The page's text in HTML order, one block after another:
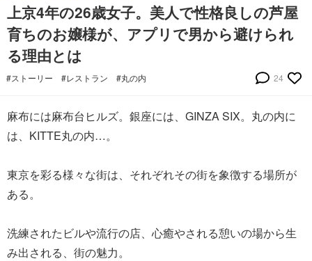
上京4年の26歳女子。美人で性格良しの芦屋
育ちのお嬢様が、アプリで男から避けられ
る理由とは
#ストーリー #レストラン #丸の内 24
麻布には麻布台ヒルズ。銀座には、GINZA SIX。丸の内に
は、KITTE丸の内…。
東京を彩る様々な街は、それぞれその街を象徴する場所が
ある。
洗練されたビルや流行の店、心癒やされる憩いの場から生
み出される、街の魅力。